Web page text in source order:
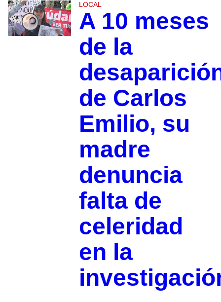
LOCAL
A 10 meses
de la
de Carlos
Emilio, su
madre
denuncia
falta de
celeridad
en la